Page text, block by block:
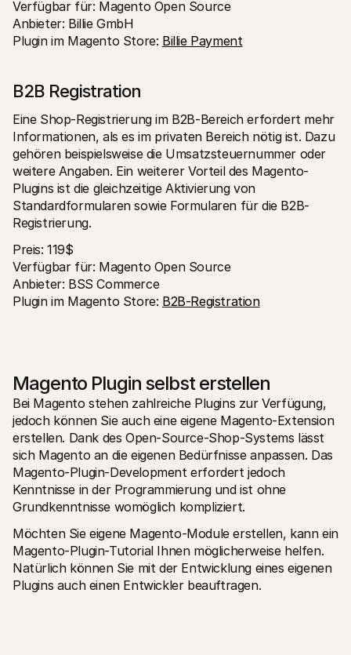
Verfügbar für: Magento Open Source
Anbieter: Billie GmbH
Plugin im Magento Store: Billie Payment
B2B Registration
Eine Shop-Registrierung im B2B-Bereich erfordert mehr
Informationen, als es im privaten Bereich nötig ist. Dazu
gehören beispielsweise die Umsatzsteuernummer oder
weitere Angaben. Ein weiterer Vorteil des Magento-
Plugins ist die gleichzeitige Aktivierung von
Standardformularen sowie Formularen für die B2B-
Registrierung.
Preis: 119$
Verfügbar für: Magento Open Source
Anbieter: BSS Commerce
Plugin im Magento Store: B2B-Registration
Magento Plugin selbst erstellen
Bei Magento stehen zahlreiche Plugins zur Verfügung,
jedoch können Sie auch eine eigene Magento-Extension
erstellen. Dank des Open-Source-Shop-Systems lässt
sich Magento an die eigenen Bedürfnisse anpassen. Das
Magento-Plugin-Development erfordert jedoch
Kenntnisse in der Programmierung und ist ohne
Grundkenntnisse womöglich kompliziert.
Möchten Sie eigene Magento-Module erstellen, kann ein
Magento-Plugin-Tutorial Ihnen möglicherweise helfen.
Natürlich können Sie mit der Entwicklung eines eigenen
Plugins auch einen Entwickler beauftragen.